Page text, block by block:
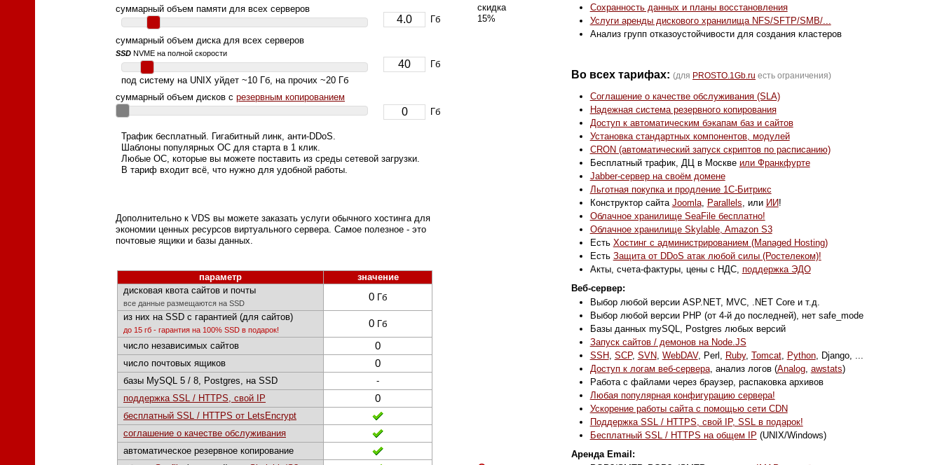
скидка
15%
суммарный объем памяти для всех серверов
Гб
суммарный объем диска для всех серверов
SSD NVME на полной скорости
Гб
под систему на UNIX уйдет ~10 Гб, на прочих ~20 Гб
суммарный объем дисков с резервным копированием
Гб
Трафик бесплатный. Гигабитный линк, анти-DDoS.
Шаблоны популярных ОС для старта в 1 клик.
Любые ОС, которые вы можете поставить из среды сетевой загрузки.
В тариф входит всё, что нужно для удобной работы.
Дополнительно к VDS вы можете заказать услуги обычного хостинга для
экономии ценных ресурсов виртуального сервера. Самое полезное - это
почтовые ящики и базы данных.
параметр
значение
дисковая квота сайтов и почты
все данные размещаются на SSD
0 Гб
из них на SSD с гарантией (для сайтов)
до 15 гб - гарантия на 100% SSD в подарок!
0 Гб
число независимых сайтов 0
число почтовых ящиков 0
базы MySQL 5 / 8, Postgres, на SSD
-
поддержка SSL / HTTPS, свой IP
0
бесплатный SSL / HTTPS от LetsEncrypt
соглашение о качестве обслуживания
автоматическое резервное копирование
Сохранность данных и планы восстановления
Услуги аренды дискового хранилища NFS/SFTP/SMB/...
Анализ групп отказоустойчивости для создания кластеров
Во всех тарифах: (для PROSTO.1Gb.ru есть ограничения)
Соглашение о качестве обслуживания (SLA)
Надежная система резервного копирования
Доступ к автоматическим бэкапам баз и сайтов
Установка стандартных компонентов, модулей
CRON (автоматический запуск скриптов по расписанию)
Бесплатный трафик, ДЦ в Москве или Франкфурте
Jabber-сервер на своём домене
Льготная покупка и продление 1С-Битрикс
Конструктор сайта Joomla, Parallels, или ИИ!
Облачное хранилище SeaFile бесплатно!
Облачное хранилище Skylable, Amazon S3
Есть Хостинг с администрированием (Managed Hosting)
Есть Защита от DDoS атак любой силы (Ростелеком)!
Акты, счета-фактуры, цены с НДС, поддержка ЭДО
Веб-сервер:
Выбор любой версии ASP.NET, MVC, .NET Core и т.д.
Выбор любой версии PHP (от 4-й до последней), нет safe_mode
Базы данных mySQL, Postgres любых версий
Запуск сайтов / демонов на Node.JS
SSH, SCP, SVN, WebDAV, Perl, Ruby, Tomcat, Python, Django, ...
Доступ к логам веб-сервера, анализ логов (Analog, awstats)
Работа с файлами через браузер, распаковка архивов
Любая популярная конфигурацию сервера!
Ускорение работы сайта с помощью сети CDN
Поддержка SSL / HTTPS, свой IP, SSL в подарок!
Бесплатный SSL / HTTPS на общем IP (UNIX/Windows)
Аренда Email: